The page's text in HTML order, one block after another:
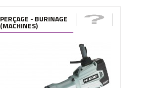
PERÇAGE - BURINAGE
(MACHINES)